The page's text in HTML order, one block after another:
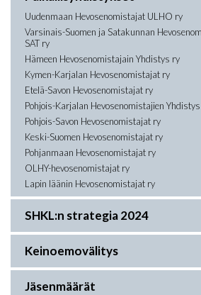
Uudenmaan Hevosenomistajat ULHO ry
Varsinais-Suomen ja Satakunnan
SAT ry
Hämeen Hevosenomistajain Yhdistys ry
Kymen-Karjalan Hevosenomistajat ry
Etelä-Savon Hevosenomistajat ry
Pohjois-Karjalan Hevosenomistajien Yhdistys
Pohjois-Savon Hevosenomistajat ry
Keski-Suomen Hevosenomistajat ry
Pohjanmaan Hevosenomistajat ry
OLHY-hevosenomistajat ry
Lapin läänin Hevosenomistajat ry
SHKL:n strategia 2024
Keinoemovälitys
Jäsenmäärät